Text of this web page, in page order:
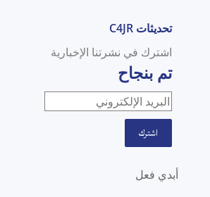
تحديثات C4JR
اشترك في نشرتنا الإخبارية
تم بنجاح
اشترك
أبدي فعل